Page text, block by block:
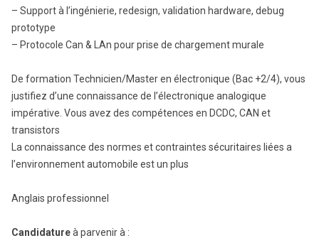
– Support à l’ingénierie, redesign, validation hardware, debug
prototype
– Protocole Can & LAn pour prise de chargement murale
De formation Technicien/Master en électronique (Bac +2/4), vous
justifiez d’une connaissance de l’électronique analogique
impérative. Vous avez des compétences en DCDC, CAN et
transistors
La connaissance des normes et contraintes sécuritaires liées a
l’environnement automobile est un plus
Anglais professionnel
Candidatureà parvenir à :